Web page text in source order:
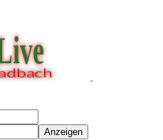
Anzeigen